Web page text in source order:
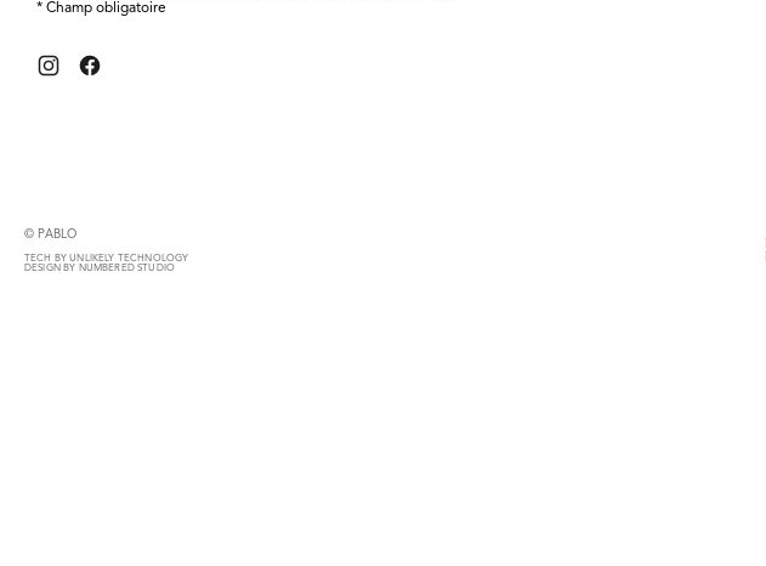
* Champ obligatoire
© PABLO
TECH BY UNLIKELY TECHNOLOGY
DESIGN BY NUMBERED STUDIO